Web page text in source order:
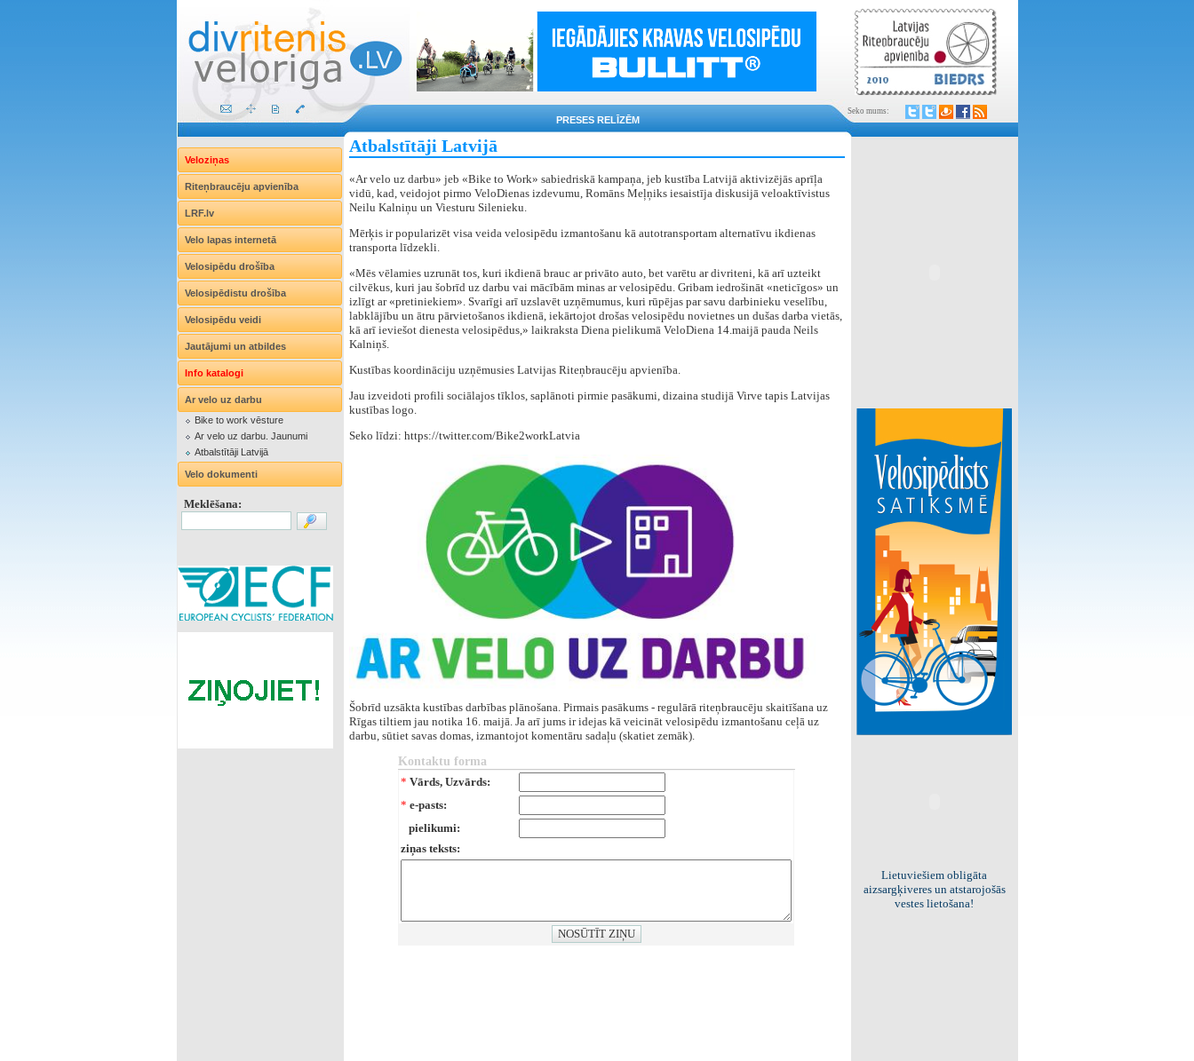
PRESES RELĪZĒM
Seko mums:
Veloziņas
Riteņbraucēju apvienība
LRF.lv
Velo lapas internetā
Velosipēdu drošība
Velosipēdistu drošība
Velosipēdu veidi
Jautājumi un atbildes
Info katalogi
Ar velo uz darbu
Bike to work vēsture
Ar velo uz darbu. Jaunumi
Atbalstītāji Latvijā
Velo dokumenti
Meklēšana:
Atbalstītāji Latvijā
«Ar velo uz darbu» jeb «Bike to Work» sabiedriskā kampaņa, jeb kustība Latvijā aktivizējās aprīļa
vidū, kad, veidojot pirmo VeloDienas izdevumu, Romāns Meļņiks iesaistīja diskusijā veloaktīvistus
Neilu Kalniņu un Viesturu Silenieku.
Mērķis ir popularizēt visa veida velosipēdu izmantošanu kā autotransportam alternatīvu ikdienas
transporta līdzekli.
«Mēs vēlamies uzrunāt tos, kuri ikdienā brauc ar privāto auto, bet varētu ar divriteni, kā arī uzteikt
cilvēkus, kuri jau šobrīd uz darbu vai mācībām minas ar velosipēdu. Gribam iedrošināt «neticīgos» un
izlīgt ar «pretiniekiem». Svarīgi arī uzslavēt uzņēmumus, kuri rūpējas par savu darbinieku veselību,
labklājību un ātru pārvietošanos ikdienā, iekārtojot drošas velosipēdu novietnes un dušas darba vietās,
kā arī ieviešot dienesta velosipēdus,» laikraksta Diena pielikumā VeloDiena 14.maijā pauda Neils
Kalniņš.
Kustības koordināciju uzņēmusies Latvijas Riteņbraucēju apvienība.
Jau izveidoti profili sociālajos tīklos, saplānoti pirmie pasākumi, dizaina studijā Virve tapis Latvijas
kustības logo.
Seko līdzi: https://twitter.com/Bike2workLatvia
Šobrīd uzsākta kustības darbības plānošana. Pirmais pasākums - regulārā riteņbraucēju skaitīšana uz
Rīgas tiltiem jau notika 16. maijā. Ja arī jums ir idejas kā veicināt velosipēdu izmantošanu ceļā uz
darbu, sūtiet savas domas, izmantojot komentāru sadaļu (skatiet zemāk).
Kontaktu forma
* Vārds, Uzvārds:
* e-pasts:
pielikumi:
ziņas teksts:
Viss par "Kritisko masu"!
Kolekcionējam saites uz resursiem
internetā!